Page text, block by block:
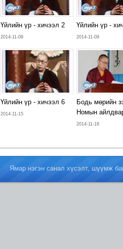
Үйлийн үр - хичээл 2
2014-11-08
Үйлийн үр -
2014-11-09
Үйлийн үр - хичээл 6
2014-11-15
Бодь мөрийн
Номын
2014-11-16
Ямар нэгэн санал хүсэлт, шүүмж